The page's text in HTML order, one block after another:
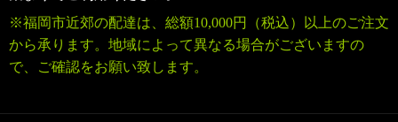
※福岡市近郊の配達は、 総額10,000円（税込）
以上のご注文
から承ります。地域によって異なる場合がございますの
で、ご確認をお願い致します。